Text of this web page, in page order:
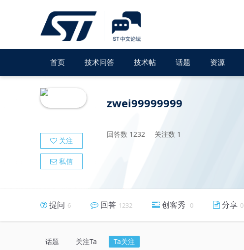
首页 技术问答 技术帖 话题 资源
zwei99999999
回答数 1232 关注数 1
关注
私信
提问 6 回答 1232 创客秀 0 分享 0
话题 关注Ta Ta关注